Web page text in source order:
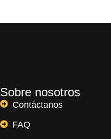
Sobre nosotros
Contáctanos
FAQ